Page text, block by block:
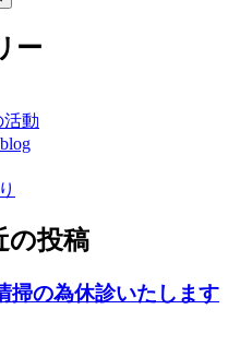
ー
活動
の投稿
掃の為休診いたします